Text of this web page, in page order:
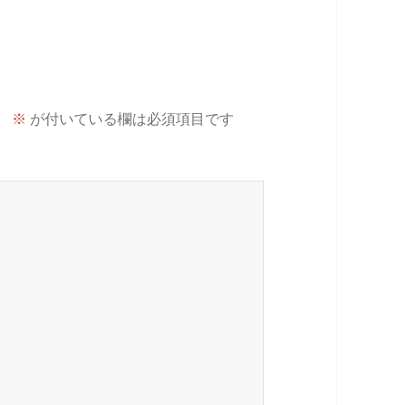
※ が付いている欄は必須項目です